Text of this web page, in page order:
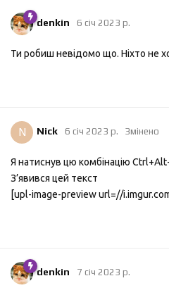
denkin 6 січ 2023 р.
Ти робиш невідомо що. Ніхто не
N Nick 6 січ 2023 р. Змінено
Я натиснув цю комбінацію
З’явився цей текст
[upl-image-preview url=//
denkin 7 січ 2023 р.